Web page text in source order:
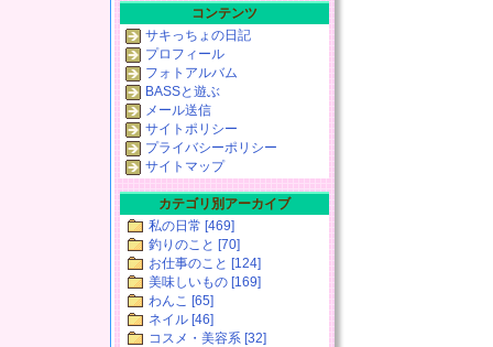
コンテンツ
サキっちょの日記
プロフィール
フォトアルバム
BASSと遊ぶ
メール送信
サイトポリシー
プライバシーポリシー
サイトマップ
カテゴリ別アーカイブ
私の日常 [469]
釣りのこと [70]
お仕事のこと [124]
美味しいもの [169]
わんこ [65]
ネイル [46]
コスメ・美容系 [32]